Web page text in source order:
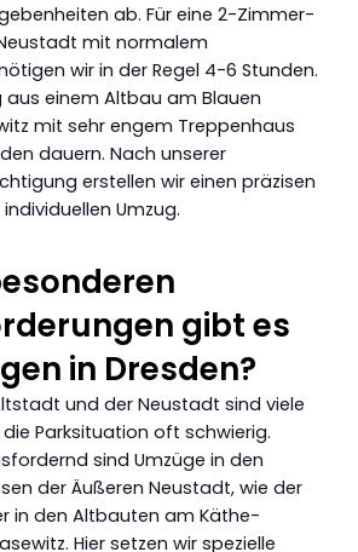
ab. Für eine 2-Zimmer-
mit normalem
wir in der Regel 4-6 Stunden.
aus einem Altbau am Blauen
mit sehr engem Treppenhaus
dauern. Nach unserer
erstellen wir einen präzisen
Umzug.
gibt es
in Dresden?
und der Neustadt sind viele
Parksituation oft schwierig.
sind Umzüge in den
der Äußeren Neustadt, wie der
in den Altbauten am Käthe-
Hier setzen wir spezielle